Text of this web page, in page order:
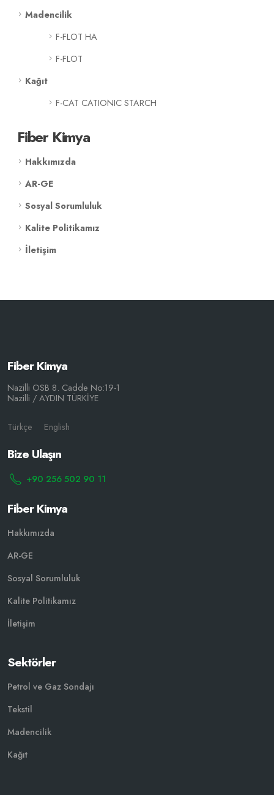
Madencilik
F-FLOT HA
F-FLOT
Kağıt
F-CAT CATIONIC STARCH
Fiber Kimya
Hakkımızda
AR-GE
Sosyal Sorumluluk
Kalite Politikamız
İletişim
Fiber Kimya
Nazilli OSB 8. Cadde No:19-1
Nazilli / AYDIN TÜRKİYE
Türkçe English
Bize Ulaşın
+90 256 502 90 11
Fiber Kimya
Hakkımızda
AR-GE
Sosyal Sorumluluk
Kalite Politikamız
İletişim
Sektörler
Petrol ve Gaz Sondajı
Tekstil
Madencilik
Kağıt